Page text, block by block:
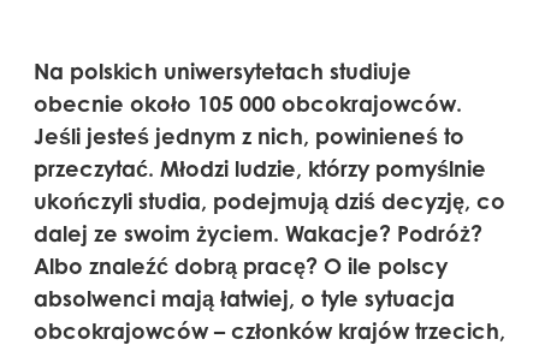
Na polskich uniwersytetach studiuje
obecnie około 105 000 obcokrajowców.
Jeśli jesteś jednym z nich, powinieneś to
przeczytać. Młodzi ludzie, którzy pomyślnie
ukończyli studia, podejmują dziś decyzję, co
dalej ze swoim życiem. Wakacje? Podróż?
Albo znaleźć dobrą pracę? O ile polscy
absolwenci mają łatwiej, o tyle sytuacja
obcokrajowców – członków krajów trzecich,